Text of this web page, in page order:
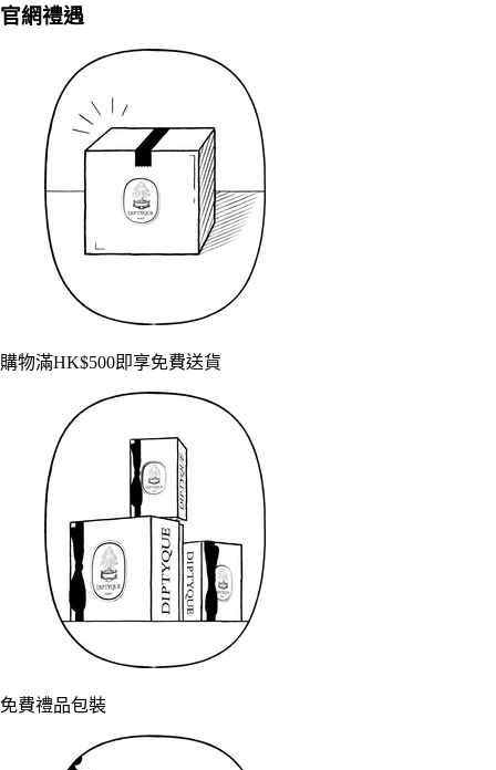
官網禮遇
購物滿HK$500即享免費送貨
免費禮品包裝